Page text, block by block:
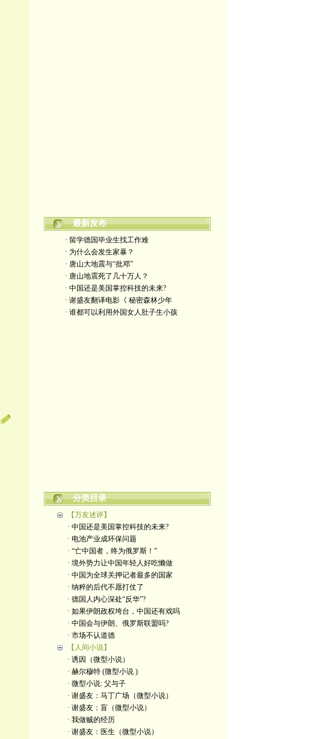
最新发布
· 留学德国毕业生找工作难
· 为什么会发生家暴？
· 唐山大地震与“批邓”
· 唐山地震死了几十万人？
· 中国还是美国掌控科技的未来?
· 谢盛友翻译电影《 秘密森林少年
· 谁都可以利用外国女人肚子生小孩
分类目录
【万友述评】
· 中国还是美国掌控科技的未来?
· 电池产业成环保问题
· “亡中国者，终为俄罗斯！”
· 境外势力让中国年轻人好吃懒做
· 中国为全球关押记者最多的国家
· 纳粹的后代不愿打仗了
· 德国人内心深处“反华”?
· 如果伊朗政权垮台，中国还有戏吗
· 中国会与伊朗、俄罗斯联盟吗?
· 市场不认道德
【人间小说】
· 诱因（微型小说）
· 赫尔穆特 (微型小说 )
· 微型小说: 父与子
· 谢盛友：马丁广场（微型小说）
· 谢盛友：盲（微型小说）
· 我做贼的经历
· 谢盛友：医生（微型小说）